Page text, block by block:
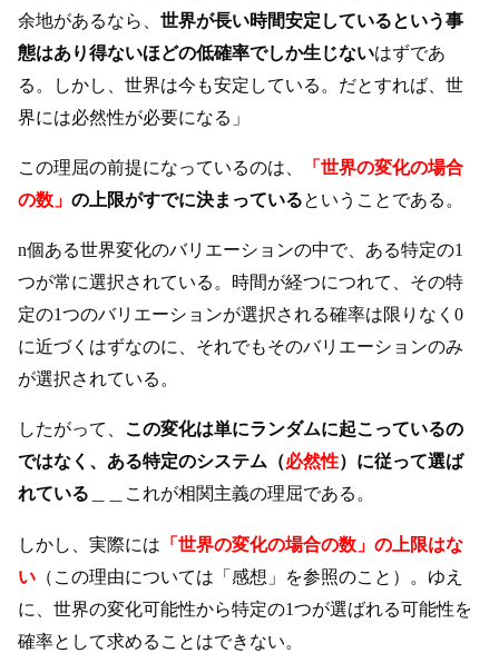
余地があるなら、世界が長い時間安定しているという事
態はあり得ないほどの低確率でしか生じないはずであ
る。しかし、世界は今も安定している。だとすれば、世
界には必然性が必要になる」
この理屈の前提になっているのは、
「世界の変化の場合
の数」の上限がすでに決まっているということである。
n個ある世界変化のバリエーションの中で、ある特定の1
つが常に選択されている。時間が経つにつれて、その特
定の1つのバリエーションが選択される確率は限りなく0
に近づくはずなのに、それでもそのバリエーションのみ
が選択されている。
したがって、
この変化は単にランダムに起こっているの
ではなく、ある特定のシステム（必然性）に従って選ば
れている ＿＿これが相関主義の理屈である。
しかし、実際には 「世界の変化の場合の数」の上限はな
い （この理由については「感想」を参照のこと）。ゆえ
に、世界の変化可能性から特定の1つが選ばれる可能性を
確率として求めることはできない。